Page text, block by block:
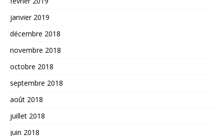
janvier 2019
décembre 2018
novembre 2018
octobre 2018
septembre 2018
août 2018
juillet 2018
juin 2018